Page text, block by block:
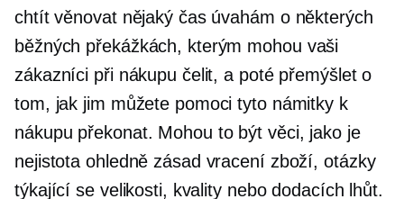
chtít věnovat nějaký čas úvahám o některých
běžných překážkách, kterým mohou vaši
zákazníci při nákupu čelit, a poté přemýšlet o
tom, jak jim můžete pomoci tyto námitky k
nákupu překonat. Mohou to být věci, jako je
nejistota ohledně zásad vracení zboží, otázky
týkající se velikosti, kvality nebo dodacích lhůt.